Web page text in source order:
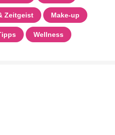
Zeitgeist Make-up
Wellness